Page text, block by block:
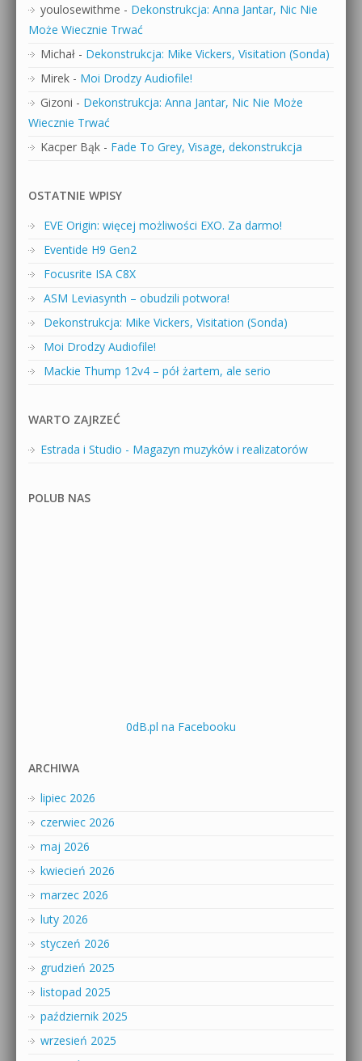
youlosewithme - Dekonstrukcja: Anna Jantar, Nic Nie
Może Wiecznie Trwać
Michał - Dekonstrukcja: Mike Vickers, Visitation (Sonda)
Mirek - Moi Drodzy Audiofile!
Gizoni - Dekonstrukcja: Anna Jantar, Nic Nie Może
Wiecznie Trwać
Kacper Bąk - Fade To Grey, Visage, dekonstrukcja
OSTATNIE WPISY
EVE Origin: więcej możliwości EXO. Za darmo!
Eventide H9 Gen2
Focusrite ISA C8X
ASM Leviasynth – obudzili potwora!
Dekonstrukcja: Mike Vickers, Visitation (Sonda)
Moi Drodzy Audiofile!
Mackie Thump 12v4 – pół żartem, ale serio
WARTO ZAJRZEĆ
Estrada i Studio - Magazyn muzyków i realizatorów
POLUB NAS
0dB.pl na Facebooku
ARCHIWA
lipiec 2026
czerwiec 2026
maj 2026
kwiecień 2026
marzec 2026
luty 2026
styczeń 2026
grudzień 2025
listopad 2025
październik 2025
wrzesień 2025